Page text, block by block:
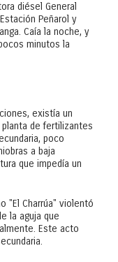
diésel General
Peñarol y
Caía la noche, y
minutos la
existía un
de fertilizantes
poco
a baja
que impedía un
"El Charrúa" violentó
la aguja que
Este acto